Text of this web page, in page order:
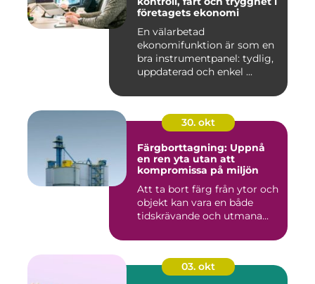
företagets ekonomi
En välarbetad
ekonomifunktion är som en
bra instrumentpanel: tydlig,
uppdaterad och enkel ...
30. okt
Färgborttagning: Uppnå
en ren yta utan att
kompromissa på miljön
Att ta bort färg från ytor och
objekt kan vara en både
tidskrävande och utmana...
03. okt